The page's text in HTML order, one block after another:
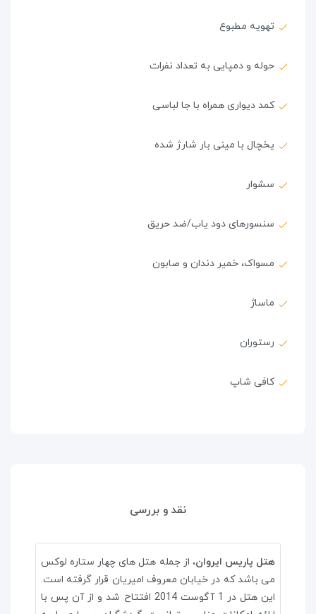
تهویه مطبوع
حوله و دمپایی به تعداد نفرات
کمد دیواری همراه با جا لباسی
یخچال با مینی بار شارژ شده
سشوار
سنسورهای دود یاب/ضد حریق
مسواک، خمیر دندان و صابون
ماساژ
رستوران
کافی شاپ
نقد و بررسی
هتل پاریس ایروان، از جمله هتل های چهار ستاره لوکس
می باشد که در خیابان معروف امیریان قرار گرفته است.
این هتل در 1 آگوست 2014 افتتاح شد و از آن پس با